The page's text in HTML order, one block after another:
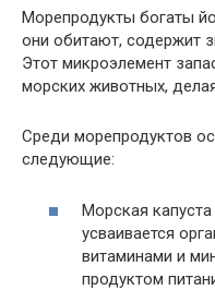
Морепродукты богаты
они обитают, содержит
Этот микроэлемент
морских животных,
Среди морепродуктов
следующие:
Морская
усваивается
витаминами и
продуктом